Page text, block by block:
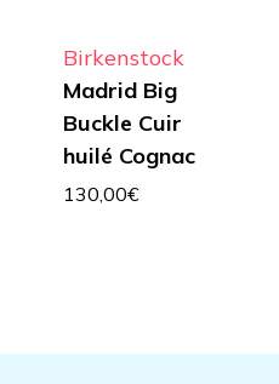
Birkenstock
Madrid Big
Buckle Cuir
huilé Cognac
130,00€